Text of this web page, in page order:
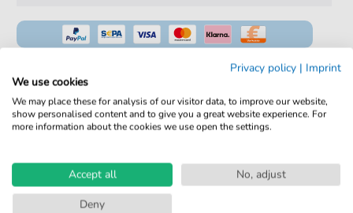
100% Legal & Lizenziert
Von Musikern geprüft
Kein Abo. Fairer Einzelkauf.
Sofortiger Download nach Kauf
Privacy policy | Imprint
We use cookies
We may place these for analysis of our visitor data, to improve our website,
show personalised content and to give you a great website experience. For
more information about the cookies we use open the settings.
Accept all
No, adjust
Deny